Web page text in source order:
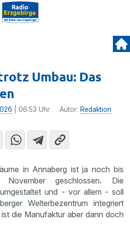
Umbau: Das
| 06:53 Uhr Autor: Redaktion
in Annaberg ist ja noch bis
November geschlossen. Die
und - vor allem - soll
Welterbezentrum integriert
die Manufaktur aber dann doch